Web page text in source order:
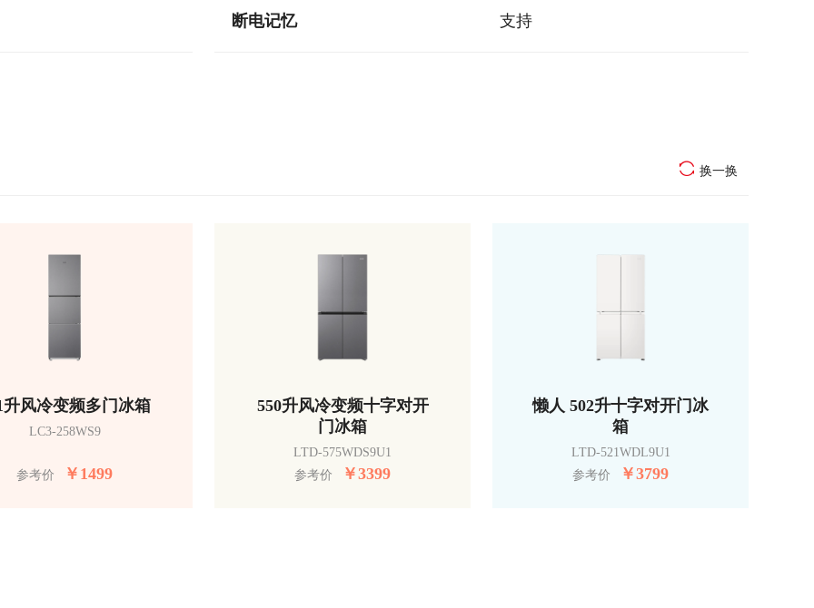
断电记忆 支持
换一换
升风冷变频多门冰箱
LC3-258WS9
参考价 ￥ 1499
550升风冷变频十字对开
门冰箱
LTD-575WDS9U1
参考价
￥3399
懒人 502升十字对开门冰
箱
LTD-521WDL9U1
参考价
￥3799